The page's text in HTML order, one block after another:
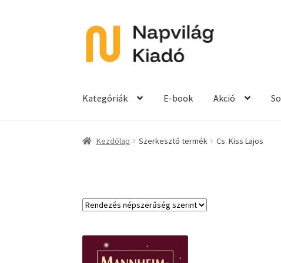
Ugrás
navigációhoz
Kilépés
tartalomba
Kategóriák E-book Akció
Kezdőlap Szerkesztő termék Cs. Kiss Lajos